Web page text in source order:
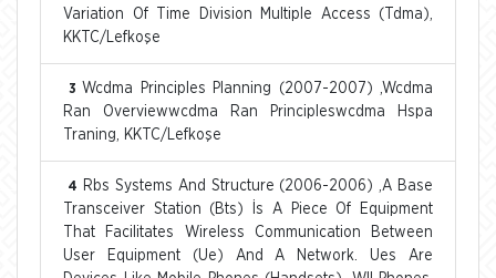
Variation Of Time Division Multiple Access (Tdma),
KKTC/Lefkoşe
3 Wcdma Principles Planning (2007-2007) ,Wcdma
Ran Overviewwcdma Ran Principleswcdma Hspa
Traning, KKTC/Lefkoşe
4
Rbs Systems And Structure (2006-2006) ,A Base
Transceiver Station (Bts) İs A Piece Of Equipment
That Facilitates Wireless Communication Between
User Equipment (Ue) And A Network. Ues Are